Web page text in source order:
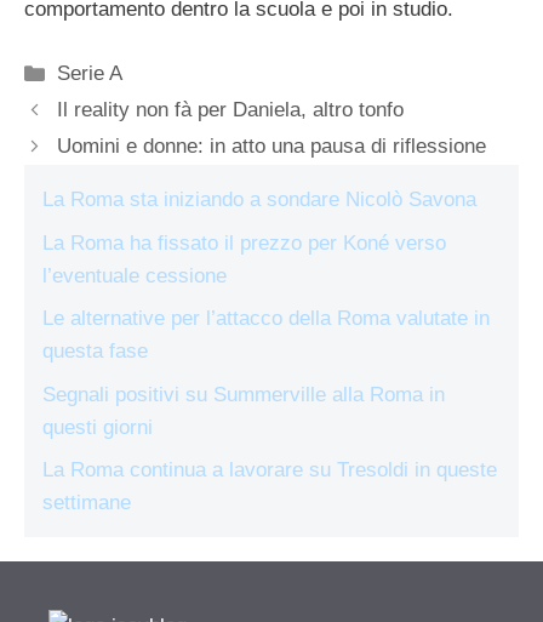
comportamento dentro la scuola e poi in studio.
Categorie
Serie A
Il reality non fà per Daniela, altro tonfo
Uomini e donne: in atto una pausa di riflessione
La Roma sta iniziando a sondare Nicolò Savona
La Roma ha fissato il prezzo per Koné verso
l’eventuale cessione
Le alternative per l’attacco della Roma valutate in
questa fase
Segnali positivi su Summerville alla Roma in
questi giorni
La Roma continua a lavorare su Tresoldi in queste
settimane